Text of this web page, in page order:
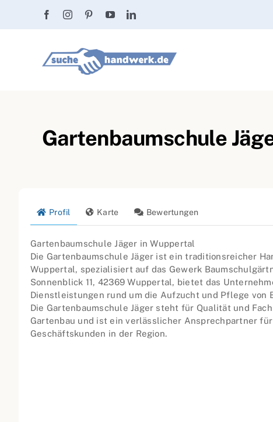
Gartenbaumschule
Profil Karte Bewertungen
Gartenbaumschule Jäger in Wuppertal
Die Gartenbaumschule Jäger ist ein traditionsreicher
Wuppertal, spezialisiert auf das Gewerk
Sonnenblick 11, 42369 Wuppertal, bietet das
Dienstleistungen rund um die Aufzucht und Pflege von
Die Gartenbaumschule Jäger steht für Qualität und
Gartenbau und ist ein verlässlicher Ansprechpartner
Geschäftskunden in der Region.